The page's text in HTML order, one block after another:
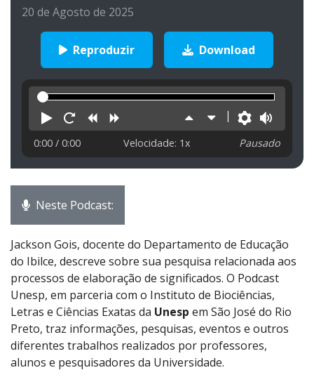
20 de Agosto de 2025
Reproduzir Download
Reproduzir
ReiniciarRetroceder
Aumentar
velocidade
Diminuir
velocidade
0:00 / 0:00 Velocidade: 1x Pausado
Neste Podcast:
Jackson Gois, docente do Departamento de Educação
do Ibilce, descreve sobre sua pesquisa relacionada aos
processos de elaboração de significados. O Podcast
Unesp, em parceria com o Instituto de Biociências,
Letras e Ciências Exatas da Unesp em São José do Rio
Preto, traz informações, pesquisas, eventos e outros
diferentes trabalhos realizados por professores,
alunos e pesquisadores da Universidade.